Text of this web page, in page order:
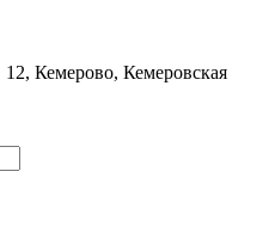
Кемерово, Кемеровская